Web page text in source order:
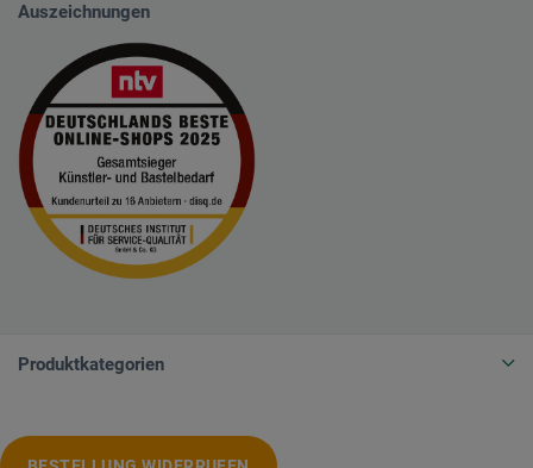
Auszeichnungen
Produktkategorien